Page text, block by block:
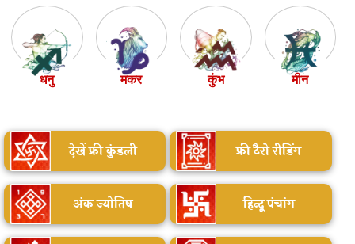
धनु मकर कुंभ मीन
देखें फ्री कुंडली फ्री टैरो रीडिंग
अंक ज्योतिष हिन्दू पंचांग